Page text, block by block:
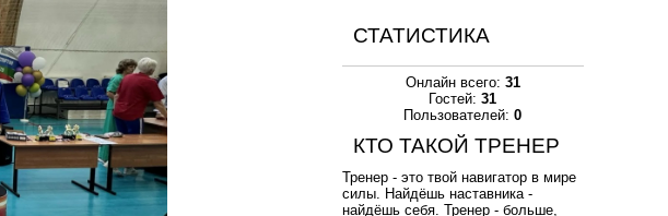
СТАТИСТИКА
Онлайн всего: 31
Гостей: 31
Пользователей: 0
КТО ТАКОЙ ТРЕНЕР
Тренер - это твой навигатор в мире
силы. Найдёшь наставника -
найдёшь себя. Тренер - больше,